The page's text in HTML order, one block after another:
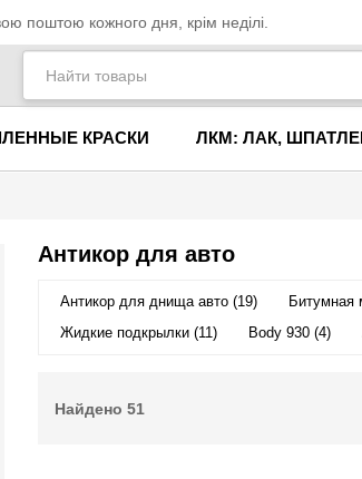
поштою кожного дня, крім неділі.
КРАСКИ ЛКМ: ЛАК,
Антикор для авто
Антикор для днища авто (19) Битумная
Жидкие подкрылки (11)
Body 930 (4)
Найдено 51